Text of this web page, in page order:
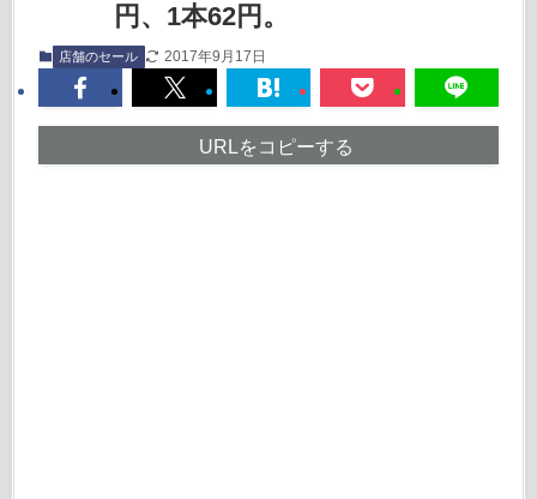
円、1本62円。
店舗のセール 2017年9月17日
URLをコピーする